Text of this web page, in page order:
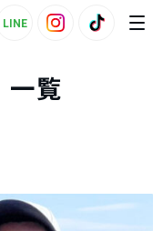
LINE
一覧